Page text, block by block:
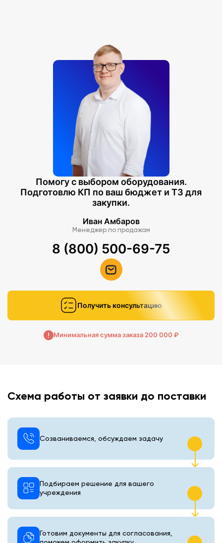
Помогу с выбором оборудования.
Подготовлю КП по ваш бюджет и ТЗ для
закупки.
Иван Амбаров
Менеджер по продажам
8 (800) 500-69-75
Получить консультацию
Минимальная сумма заказа 200 000 ₽
Схема работы от заявки до поставки
Созваниваемся, обсуждаем задачу
Подбираем решение для вашего
учреждения
Готовим документы для согласования,